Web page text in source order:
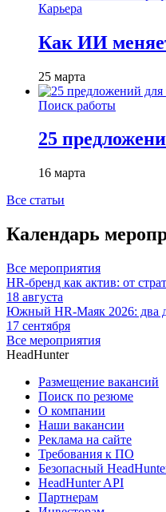
Карьера
Как ИИ
25 марта
Поиск работы
25
16 марта
Все статьи
Календарь
Все мероприятия
HR-бренд как актив: от
18 августа
Южный HR-Маяк 2026: два
17 сентября
Все мероприятия
HeadHunter
Размещение вакансий
Поиск по резюме
О компании
Наши вакансии
Реклама на сайте
Требования к ПО
Безопасный
HeadHunter API
Партнерам